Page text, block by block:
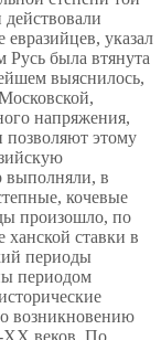
указал
была втянута
выяснилось,
напряжения,
позволяют этому
выполняли, в
кочевые
произошло, по
ставки в
периоды
периодом
возникновению
XX веков. По